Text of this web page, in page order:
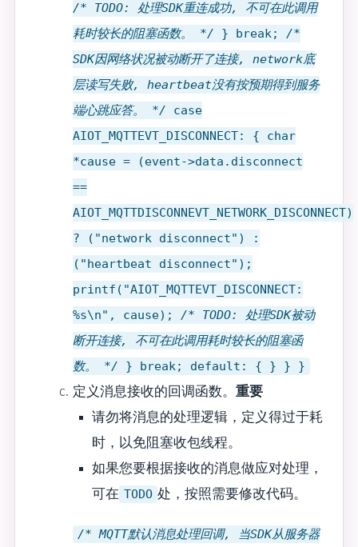
/* TODO: 处理SDK重连成功, 不可在此调用
耗时较长的阻塞函数。 */ } break; /*
SDK因网络状况被动断开了连接, network底
层读写失败, heartbeat没有按预期得到服务
端心跳应答。 */ case
AIOT_MQTTEVT_DISCONNECT: { char
*cause = (event->data.disconnect
==
AIOT_MQTTDISCONNEVT_NETWORK_DISCONNECT)
? ("network disconnect") :
("heartbeat disconnect");
printf("AIOT_MQTTEVT_DISCONNECT:
%s\n", cause); /* TODO: 处理SDK被动
断开连接, 不可在此调用耗时较长的阻塞函
数。 */ } break; default: { } } }
定义消息接收的回调函数。 重要
请勿将消息的处理逻辑，定义得过于耗
时，以免阻塞收包线程。
如果您要根据接收的消息做应对处理，
可在 TODO 处，按照需要修改代码。
/* MQTT默认消息处理回调, 当SDK从服务器